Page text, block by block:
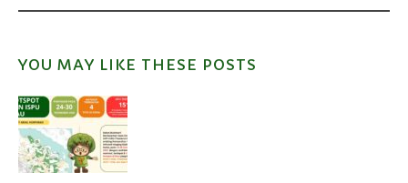
YOU MAY LIKE THESE POSTS